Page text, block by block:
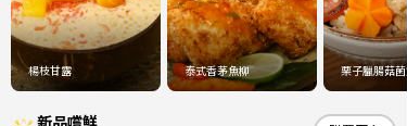
楊枝甘露 泰式香茅魚柳 栗子臘腸菇菌